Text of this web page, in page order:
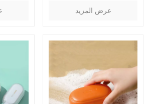
عرض المزيد